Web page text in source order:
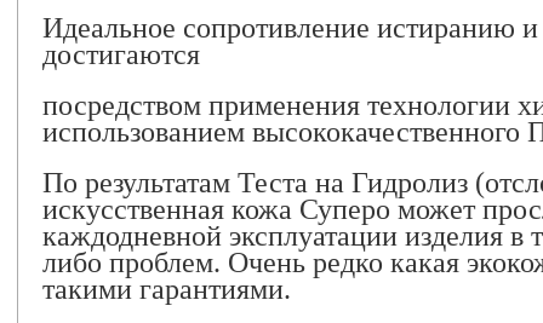
Идеальное сопротивление истиранию
достигаются
посредством применения технологии
использованием высококачественного
По результатам Теста на Гидролиз
искусственная кожа Суперо может
каждодневной эксплуатации изделия в
либо проблем. Очень редко какая
такими гарантиями.